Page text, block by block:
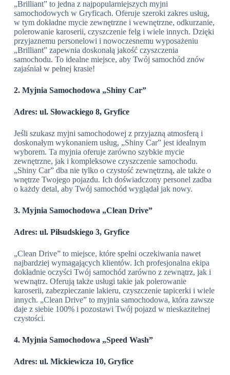
„Brilliant” to jedna z najpopularniejszych myjni
samochodowych w Gryficach. Oferuje szeroki zakres usług,
w tym dokładne mycie zewnętrzne i wewnętrzne, odkurzanie,
polerowanie karoserii, czyszczenie felg i wiele innych. Dzięki
przyjaznemu personelowi i nowoczesnemu wyposażeniu
„Brilliant” zapewnia doskonałą jakość czyszczenia
samochodu. To idealne miejsce, aby Twój samochód znów
zajaśniał w pełnej krasie!
2. Myjnia Samochodowa „Shiny Car”
Adres: ul. Słowackiego 8, Gryfice
Jeśli szukasz myjni samochodowej z przyjazną atmosferą i
doskonałym wykonaniem usług, „Shiny Car” jest idealnym
wyborem. Ta myjnia oferuje zarówno szybkie mycie
zewnętrzne, jak i kompleksowe czyszczenie samochodu.
„Shiny Car” dba nie tylko o czystość zewnętrzną, ale także o
wnętrze Twojego pojazdu. Ich doświadczony personel zadba
o każdy detal, aby Twój samochód wyglądał jak nowy.
3. Myjnia Samochodowa „Clean Drive”
Adres: ul. Piłsudskiego 3, Gryfice
„Clean Drive” to miejsce, które spełni oczekiwania nawet
najbardziej wymagających klientów. Ich profesjonalna ekipa
dokładnie oczyści Twój samochód zarówno z zewnątrz, jak i
wewnątrz. Oferują także usługi takie jak polerowanie
karoserii, zabezpieczanie lakieru, czyszczenie tapicerki i wiele
innych. „Clean Drive” to myjnia samochodowa, która zawsze
daje z siebie 100% i pozostawi Twój pojazd w nieskazitelnej
czystości.
4. Myjnia Samochodowa „Speed Wash”
Adres: ul. Mickiewicza 10, Gryfice